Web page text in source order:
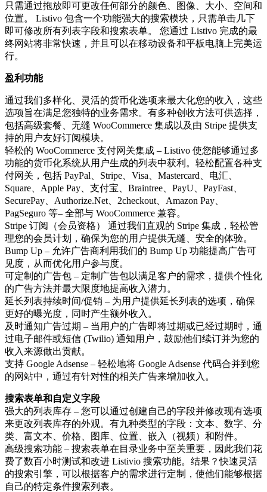
只需通过拖放即可更改任何部分的颜色、图像、大小、空间和
位置。 Listivo 包含一个功能强大的搜索模块，只需单击几下
即可修改所有列表字段和搜索表单。 您通过 Listivo 完成的最
终网站将非常快速，并且可以在移动设备和平板电脑上完美运
行。
盈利功能
通过我们多样化、灵活的货币化选项来最大化您的收入，这些
选项旨在满足您独特的业务需求。有多种创收方法可供选择，
包括高级套餐、无缝 WooCommerce 集成以及由 Stripe 提供支
持的用户友好订阅模块。
轻松的 WooCommerce 支付网关集成 – Listivo 使您能够通过多
功能的货币化系统从用户生成的列表中获利。轻松配置各种支
付网关，包括 PayPal、Stripe、Visa、Mastercard、电汇、
Square、Apple Pay、支付宝、Braintree、PayU、PayFast、
SecurePay、Authorize.Net、2checkout、Amazon Pay、
PagSeguro 等– 全部与 WooCommerce 兼容。
Stripe 订阅（会员资格） 通过我们直观的 Stripe 集成，轻松管
理您的会员计划，确保为您的用户提供无缝、安全的体验。
Bump Up – 允许广告商利用我们的 Bump Up 功能提高广告可
见度，从而优化用户参与度。
可定制的广告包 – 定制广告包以满足客户的需求，提供个性化
的广告方法并最大限度地提高收入潜力。
延长列表持续时间/促销 – 为用户提供延长列表的选项，确保
更好的曝光度，同时产生额外收入。
及时通知广告过期 – 当用户的广告即将过期或已经过期时，通
过电子邮件或短信 (Twilio) 通知用户，鼓励他们续订并为您的
收入来源做出贡献。
支持 Google Adsense – 轻松地将 Google Adsense 代码合并到您
的网站中，通过有针对性的相关广告来增加收入。
搜索表单和自定义字段
强大的列表库存 – 您可以通过创建自己的字段并修改现有选项
来更改列表库存的外观。有九种类型的字段：文本、数字、分
类、富文本、价格、图库、位置、嵌入（视频）和附件。
高级搜索功能 – 搜索表单在目录业务中至关重要，因此我们花
费了数百小时测试和改进 Listivio 搜索功能。结果？快速灵活
的搜索引擎，可以根据客户的需求进行定制，使他们能够根据
自己的特定条件搜索列表。